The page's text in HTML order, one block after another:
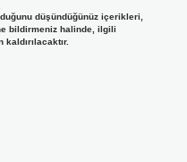
düşündüğünüz içerikleri,
bildirmeniz halinde, ilgili